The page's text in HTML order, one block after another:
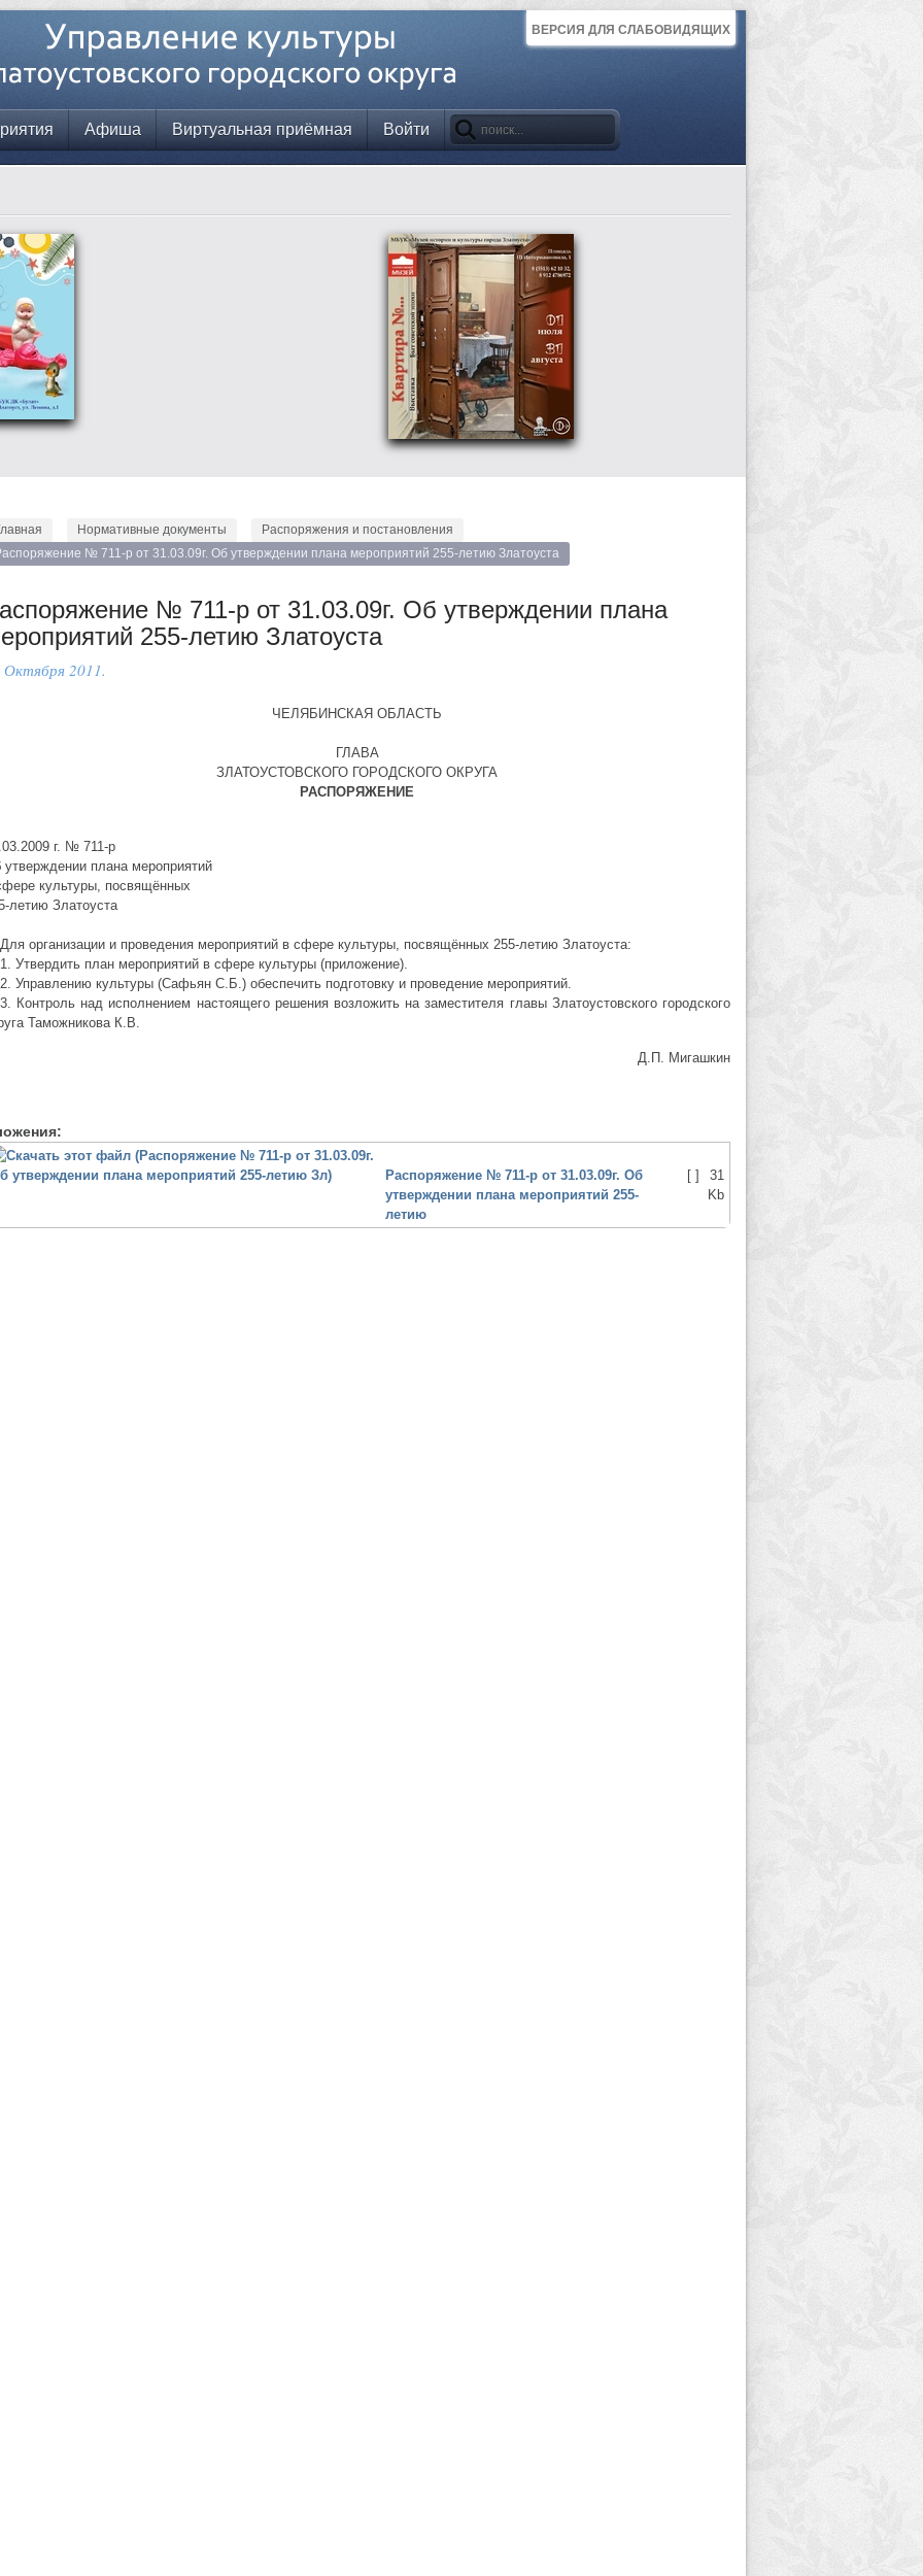
ВЕРСИЯ ДЛЯ СЛАБОВИДЯЩИХ
Афиша Виртуальная приёмная Войти
Нормативные документы
Распоряжения и постановления
№ 711-р от 31.03.09г. Об утверждении плана мероприятий 255-летию Златоуста
№ 711-р от 31.03.09г. Об утверждении плана
255-летию Златоуста
Октября 2011.
ЧЕЛЯБИНСКАЯ ОБЛАСТЬ
ГЛАВА
ЗЛАТОУСТОВСКОГО ГОРОДСКОГО ОКРУГА
РАСПОРЯЖЕНИЕ
г. № 711-р
плана мероприятий
культуры, посвящённых
летию Златоуста
организации и проведения мероприятий в сфере культуры, посвящённых 255-летию Златоуста:
Утвердить план мероприятий в сфере культуры (приложение).
Управлению культуры (Сафьян С.Б.) обеспечить подготовку и проведение мероприятий.
Контроль над исполнением настоящего решения возложить на заместителя главы Златоустовского городского
Таможникова К.В.
Д.П. Мигашкин
Распоряжение № 711-р от 31.03.09г. Об
утверждении плана мероприятий 255-
летию
[ ]
31
Kb